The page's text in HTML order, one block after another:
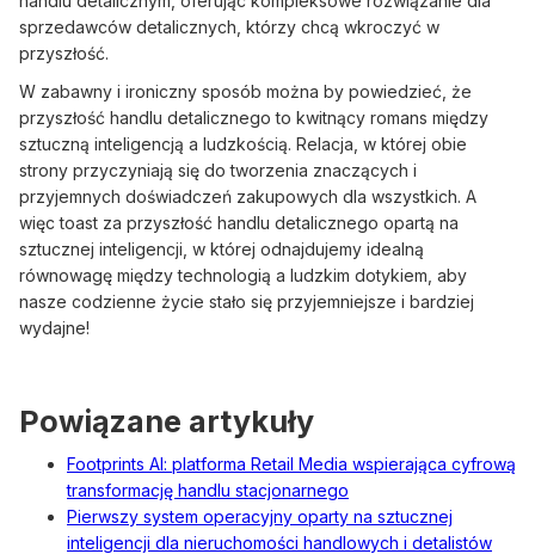
sprzedawców detalicznych, którzy chcą wkroczyć w
przyszłość.
W zabawny i ironiczny sposób można by powiedzieć, że
przyszłość handlu detalicznego to kwitnący romans między
sztuczną inteligencją a ludzkością. Relacja, w której obie
strony przyczyniają się do tworzenia znaczących i
przyjemnych doświadczeń zakupowych dla wszystkich. A
więc toast za przyszłość handlu detalicznego opartą na
sztucznej inteligencji, w której odnajdujemy idealną
równowagę między technologią a ludzkim dotykiem, aby
nasze codzienne życie stało się przyjemniejsze i bardziej
wydajne!
Powiązane artykuły
Footprints AI: platforma Retail Media wspierająca cyfrową
transformację handlu stacjonarnego
Pierwszy system operacyjny oparty na sztucznej
inteligencji dla nieruchomości handlowych i detalistów